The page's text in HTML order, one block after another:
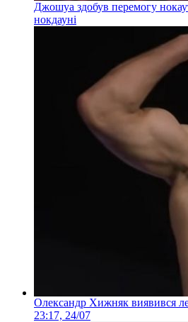
Джошуа здобув перемогу
нокдауні
Олександр Хижняк виявився
23:17, 24/07